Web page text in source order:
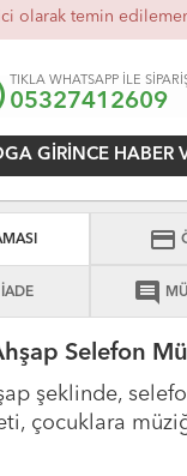
olarak temin
TIKLA WHATSAPP İLE
05327412609
GIRINCE HABER
credit_card
comment
Selefon
şeklinde,
çocuklara